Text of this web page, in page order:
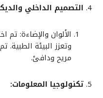
التصميم الداخلي
الألوان والإضاءة: تم
وتعزز البيئة الطبية.
مريح ودافئ.
تكنولوجيا المعلومات: